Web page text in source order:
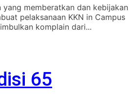
yang memberatkan dan kebijakan
pelaksanaan KKN in Campus
komplain dari...
65